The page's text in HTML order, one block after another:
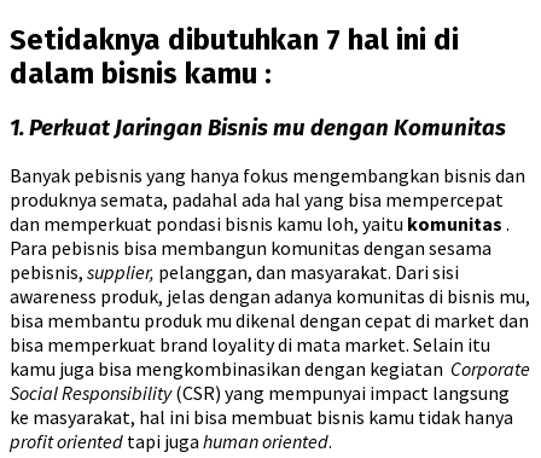
Setidaknya dibutuhkan 7 hal ini di
dalam bisnis kamu :
1. Perkuat Jaringan Bisnis mu dengan Komunitas
Banyak pebisnis yang hanya fokus mengembangkan bisnis dan
produknya semata, padahal ada hal yang bisa mempercepat
dan memperkuat pondasi bisnis kamu loh, yaitu komunitas .
Para pebisnis bisa membangun komunitas dengan sesama
pebisnis, supplier, pelanggan, dan masyarakat. Dari sisi
awareness produk, jelas dengan adanya komunitas di bisnis mu,
bisa membantu produk mu dikenal dengan cepat di market dan
bisa memperkuat brand loyality di mata market. Selain itu
kamu juga bisa mengkombinasikan dengan kegiatan Corporate
Social Responsibility(CSR) yang mempunyai impact langsung
ke masyarakat, hal ini bisa membuat bisnis kamu tidak hanya
profit oriented tapi juga human oriented.